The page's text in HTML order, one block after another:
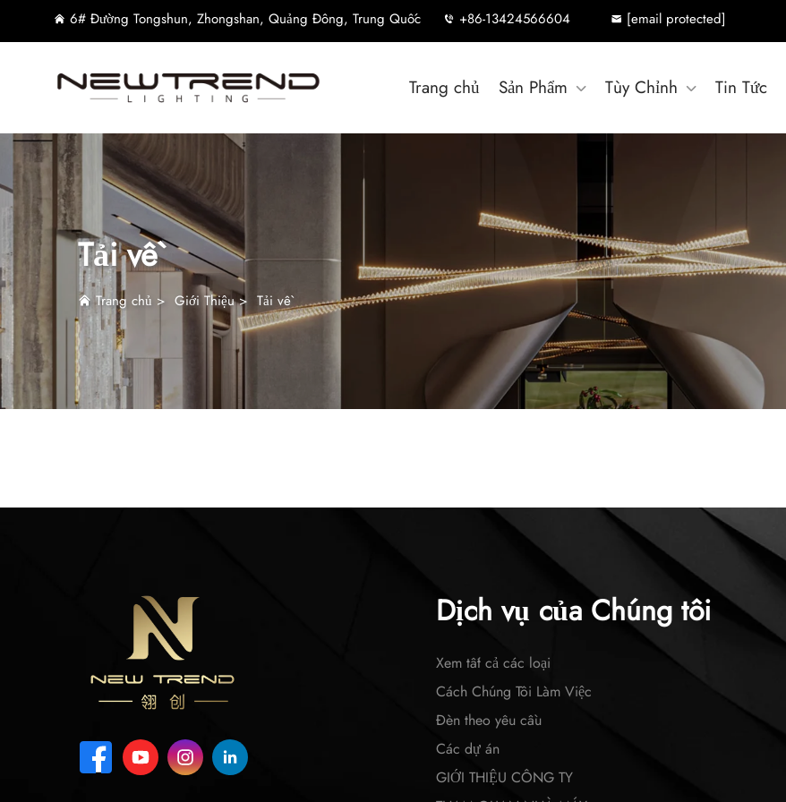
6# Đường Tongshun, Zhongshan, Quảng Đông, Trung Quốc +86-13424566604 [email protected]
Trang chủ Sản Phẩm Tùy Chỉnh Tin Tức
Tải về
Trang chủ > Giới Thiệu> Tải về
Dịch vụ của Chúng tôi
Xem tất cả các loại
Cách Chúng Tôi Làm Việc
Đèn theo yêu cầu
Các dự án
GIỚI THIỆU CÔNG TY